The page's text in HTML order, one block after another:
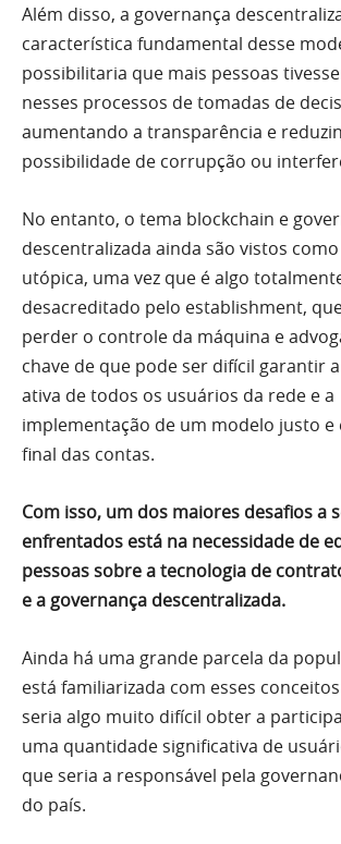
Além disso, a governança
característica fundamental desse
possibilitaria que mais pessoas
nesses processos de tomadas de
aumentando a transparência e
possibilidade de corrupção ou
No entanto, o tema blockchain e
descentralizada ainda são vistos
utópica, uma vez que é algo
desacreditado pelo establishment,
perder o controle da máquina e
chave de que pode ser difícil garantir
ativa de todos os usuários da rede e a
implementação de um modelo justo
final das contas.
Com isso, um dos maiores desafios a
enfrentados está na necessidade de
pessoas sobre a tecnologia de
e a governança descentralizada.
Ainda há uma grande parcela da
está familiarizada com esses
seria algo muito difícil obter a
uma quantidade significativa de
que seria a responsável pela
do país.